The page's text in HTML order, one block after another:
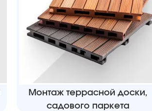
Монтаж террасной доски,
садового паркета